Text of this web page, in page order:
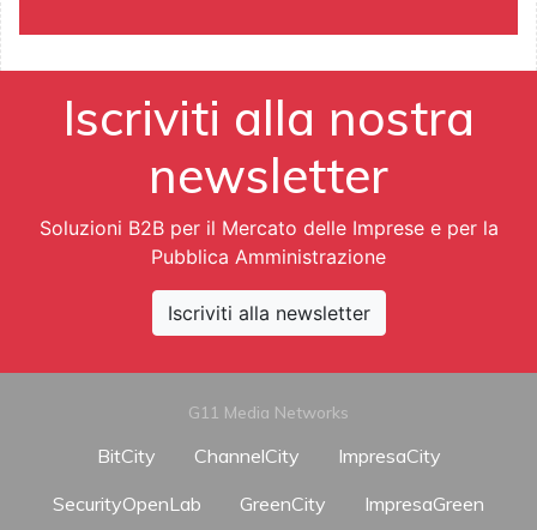
Iscriviti alla nostra
newsletter
Soluzioni B2B per il Mercato delle Imprese e per la
Pubblica Amministrazione
Iscriviti alla newsletter
G11 Media Networks
BitCity ChannelCity
ImpresaCity
SecurityOpenLab
GreenCity
ImpresaGreen